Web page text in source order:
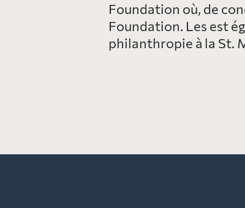
Foundation où, de
Foundation. Les est
philanthropie à la St.